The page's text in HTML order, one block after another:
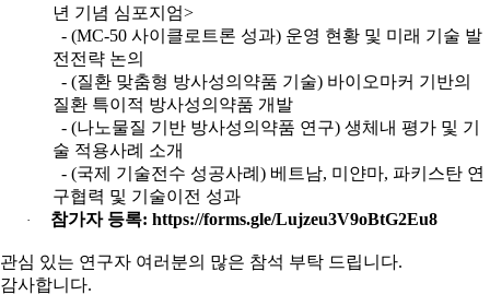
년 기념 심포지엄>
- (MC-50 사이클로트론 성과) 운영 현황 및 미래 기술 발
전전략 논의
- (질환 맞춤형 방사성의약품 기술) 바이오마커 기반의
질환 특이적 방사성의약품 개발
- (나노물질 기반 방사성의약품 연구) 생체내 평가 및 기
술 적용사례 소개
- (국제 기술전수 성공사례 ) 베트남, 미얀마, 파키스탄 연
구협력 및 기술이전 성과
· 참가자 등록: https://forms.gle/Lujzeu3V9oBtG2Eu8
관심 있는 연구자 여러분의 많은 참석 부탁 드립니다.
감사합니다.